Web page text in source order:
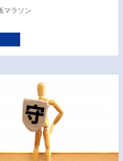
マラソン